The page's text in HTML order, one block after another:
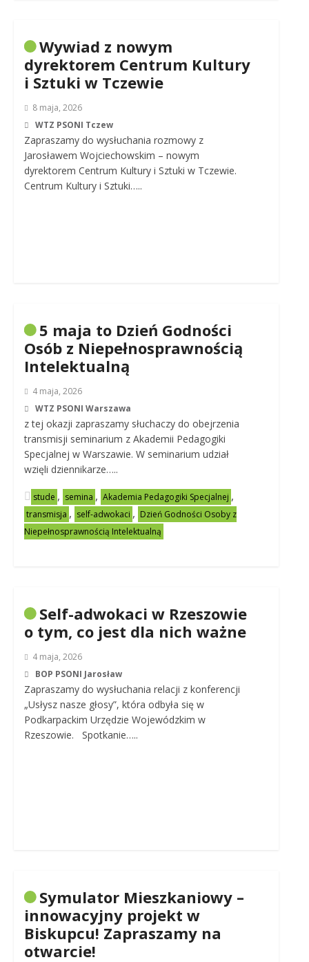
Wywiad z nowym
dyrektorem Centrum Kultury
i Sztuki w Tczewie
8 maja, 2026
WTZ PSONI Tczew
Zapraszamy do wysłuchania rozmowy z
Jarosławem Wojciechowskim – nowym
dyrektorem Centrum Kultury i Sztuki w Tczewie.
Centrum Kultury i Sztuki…..
5 maja to Dzień Godności
Osób z Niepełnosprawnością
Intelektualną
4 maja, 2026
WTZ PSONI Warszawa
z tej okazji zapraszamy słuchaczy do obejrzenia
transmisji seminarium z Akademii Pedagogiki
Specjalnej w Warszawie. W seminarium udział
wzięli dziennikarze…..
stude , semina , Akademia Pedagogiki Specjalnej ,
transmisja , self-adwokaci , Dzień Godności Osoby z
Niepełnosprawnością Intelektualną
Self-adwokaci w Rzeszowie
o tym, co jest dla nich ważne
4 maja, 2026
BOP PSONI Jarosław
Zapraszamy do wysłuchania relacji z konferencji
„Usłysz nasze głosy”, która odbyła się w
Podkarpackim Urzędzie Wojewódzkim w
Rzeszowie. Spotkanie…..
Symulator Mieszkaniowy –
innowacyjny projekt w
Biskupcu! Zapraszamy na
otwarcie!